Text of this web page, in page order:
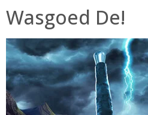
Wasgoed De!